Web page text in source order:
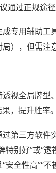
通过正规途径
专用辅助工
），但需注
视全局牌
，提升胜率。
第三方软件
特别好”或“
全性高”“不